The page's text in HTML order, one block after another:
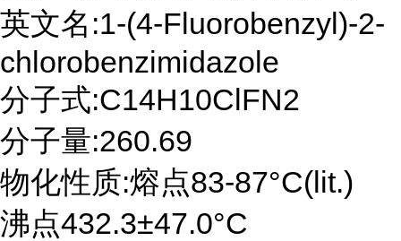
英文名:1-(4-Fluorobenzyl)-2-
chlorobenzimidazole
分子式:C14H10ClFN2
分子量:260.69
物化性质:熔点83-87°C(lit.)
沸点432.3±47.0°C